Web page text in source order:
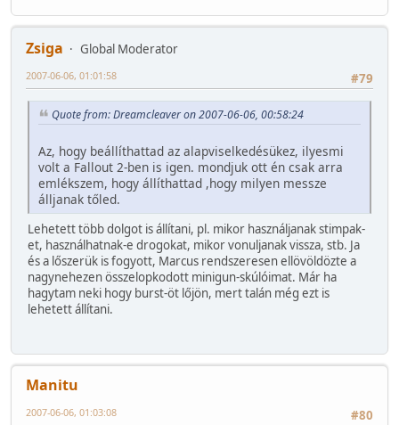
Zsiga
Global Moderator
#79
2007-06-06, 01:01:58
Quote from: Dreamcleaver on 2007-06-06, 00:58:24
Az, hogy beállíthattad az alapviselkedésükez, ilyesmi
volt a Fallout 2-ben is igen. mondjuk ott én csak arra
emlékszem, hogy állíthattad ,hogy milyen messze
álljanak tőled.
Lehetett több dolgot is állítani, pl. mikor használjanak stimpak-
et, használhatnak-e drogokat, mikor vonuljanak vissza, stb. Ja
és a lőszerük is fogyott, Marcus rendszeresen ellövöldözte a
nagynehezen összelopkodott minigun-skúlóimat. Már ha
hagytam neki hogy burst-öt lőjön, mert talán még ezt is
lehetett állítani.
Manitu
#80
2007-06-06, 01:03:08